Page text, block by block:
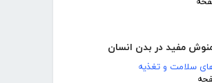
سلامت و تغذیه